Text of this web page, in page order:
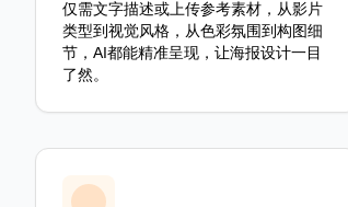
仅需文字描述或上传参考素材，从影片
类型到视觉风格，从色彩氛围到构图细
节，AI都能精准呈现，让海报设计一目
了然。